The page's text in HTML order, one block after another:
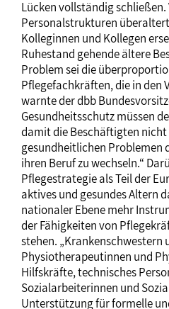
Lücken vollständig schließen.
Personalstrukturen
Kolleginnen und Kollegen
Ruhestand gehende ältere
Problem sei die
Pflegefachkräften, die in den
warnte der dbb
Gesundheitsschutz müssen
damit die Beschäftigten
gesundheitlichen Problemen
ihren Beruf zu wechseln.“
Pflegestrategie als Teil der
aktives und gesundes Altern
nationaler Ebene mehr
der Fähigkeiten von
stehen. „Krankenschwestern
Physiotherapeutinnen und
Hilfskräfte, technisches
Sozialarbeiterinnen und
Unterstützung für formelle